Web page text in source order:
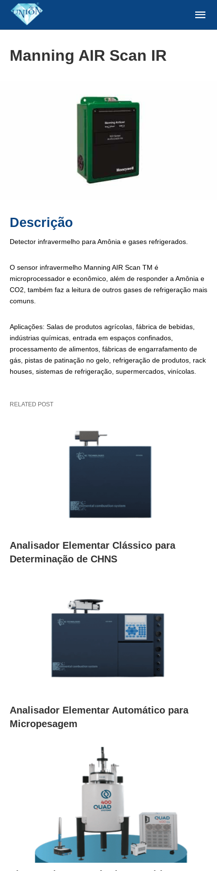
Manning AIR Scan IR
Descrição
Detector infravermelho para Amônia e gases refrigerados.
O sensor infravermelho Manning AIR Scan TM é
microprocessador e econômico, além de responder a Amônia e
CO2, também faz a leitura de outros gases de refrigeração mais
comuns.
Aplicações: Salas de produtos agrícolas, fábrica de bebidas,
indústrias químicas, entrada em espaços confinados,
processamento de alimentos, fábricas de engarrafamento de
gás, pistas de patinação no gelo, refrigeração de produtos, rack
houses, sistemas de refrigeração, supermercados, vinícolas.
RELATED POST
Analisador Elementar Clássico para
Determinação de CHNS
Analisador Elementar Automático para
Micropesagem